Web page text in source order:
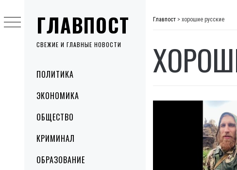
ГЛАВПОСТ
СВЕЖИЕ И ГЛАВНЫЕ НОВОСТИ
MenuПОЛИТИКА
ЭКОНОМИКА
ОБЩЕСТВО
КРИМИНАЛ
ОБРАЗОВАНИЕ
to
content
Главпост > хорошие русские